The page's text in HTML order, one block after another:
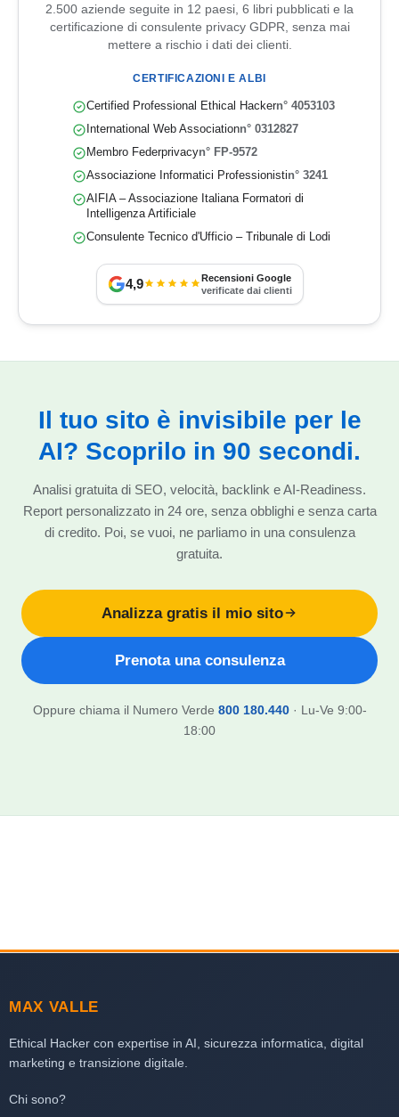
2.500 aziende seguite in 12 paesi, 6 libri pubblicati e la
certificazione di consulente privacy GDPR, senza mai
mettere a rischio i dati dei clienti.
CERTIFICAZIONI E ALBI
Certified Professional Ethical Hackern° 4053103
International Web Associationn° 0312827
Membro Federprivacyn° FP-9572
Associazione Informatici Professionistin° 3241
AIFIA – Associazione Italiana Formatori di
Intelligenza Artificiale
Consulente Tecnico d'Ufficio – Tribunale di Lodi
4,9
Recensioni Google
verificate dai clienti
Il tuo sito è invisibile per le
AI? Scoprilo in 90 secondi.
Analisi gratuita di SEO, velocità, backlink e AI-Readiness.
Report personalizzato in 24 ore, senza obblighi e senza carta
di credito. Poi, se vuoi, ne parliamo in una consulenza
gratuita.
Analizza gratis il mio sito
Prenota una consulenza
Oppure chiama il Numero Verde 800 180.440· Lu-Ve 9:00-
18:00
MAX VALLE
Ethical Hacker con expertise in AI, sicurezza informatica, digital
marketing e transizione digitale.
Chi sono?